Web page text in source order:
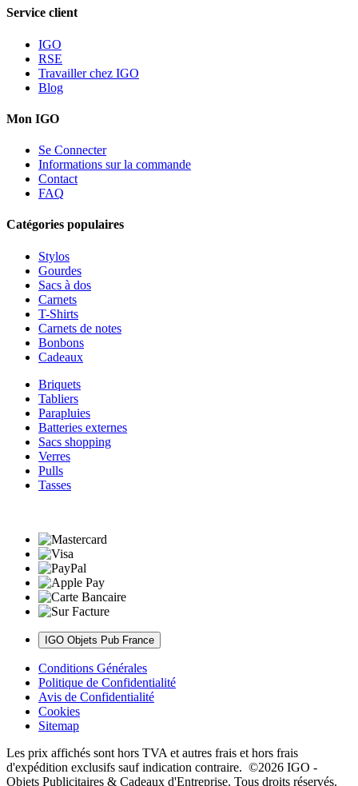
Service client
IGO
RSE
Travailler chez IGO
Blog
Mon IGO
Se Connecter
Informations sur la commande
Contact
FAQ
Catégories populaires
Stylos
Gourdes
Sacs à dos
Carnets
T-Shirts
Carnets de notes
Bonbons
Cadeaux
Briquets
Tabliers
Parapluies
Batteries externes
Sacs shopping
Verres
Pulls
Tasses
IGO Objets Pub France
Conditions Générales
Politique de Confidentialité
Avis de Confidentialité
Cookies
Sitemap
Les prix affichés sont hors TVA et autres frais et hors frais
d'expédition exclusifs sauf indication contraire. ©2026 IGO -
Objets Publicitaires & Cadeaux d'Entreprise. Tous droits réservés.